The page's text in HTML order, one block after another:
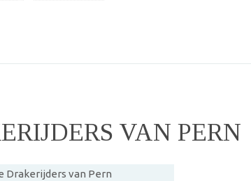
VAN PERN
Drakerijders van Pern